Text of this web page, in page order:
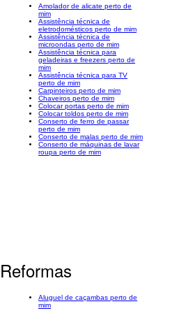
Amolador de alicate perto de
mim
Assistência técnica de
eletrodomésticos perto de mim
Assistência técnica de
microondas perto de mim
Assistência técnica para
geladeiras e freezers perto de
mim
Assistência técnica para TV
perto de mim
Carpinteiros perto de mim
Chaveiros perto de mim
Colocar portas perto de mim
Colocar toldos perto de mim
Conserto de ferro de passar
perto de mim
Conserto de malas perto de mim
Conserto de máquinas de lavar
roupa perto de mim
Reformas
Aluguel de caçambas perto de
mim